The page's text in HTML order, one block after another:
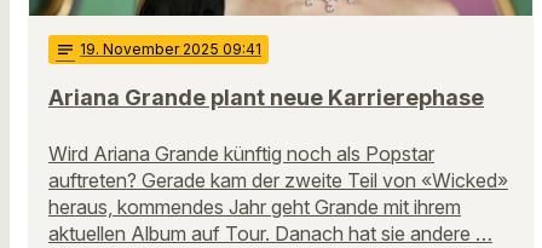
notes 19. November 2025 09:41
Ariana Grande plant neue Karrierephase
Wird Ariana Grande künftig noch als Popstar
auftreten? Gerade kam der zweite Teil von «Wicked»
heraus, kommendes Jahr geht Grande mit ihrem
aktuellen Album auf Tour. Danach hat sie andere …